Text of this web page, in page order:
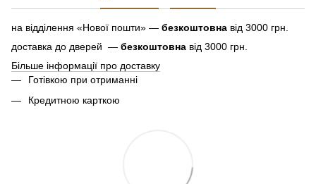
на відділення «Нової пошти» — безкоштовна від 3000 грн.
доставка до дверей — безкоштовна від 3000 грн.
Більше інформації про доставку
Готівкою при отриманні
Кредитною карткою